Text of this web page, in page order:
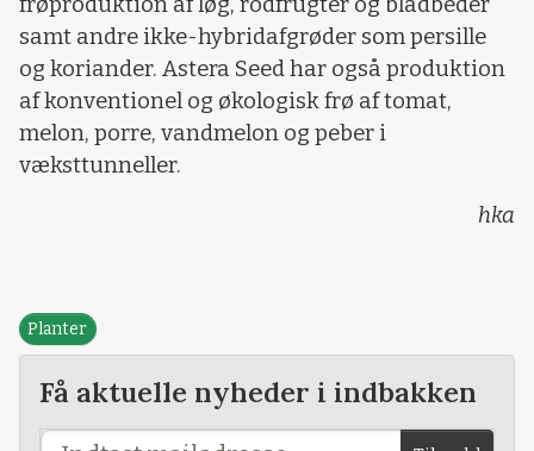
samt andre ikke-hybridafgrøder som persille
og koriander. Astera Seed har også produktion
af konventionel og økologisk frø af tomat,
melon, porre, vandmelon og peber i
væksttunneller.
hka
Planter
Få aktuelle nyheder i indbakken